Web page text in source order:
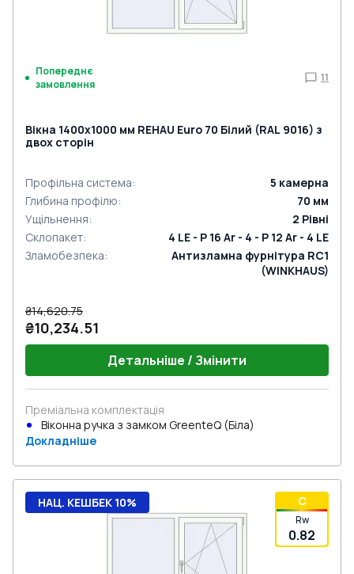
Попереднє
замовлення
11
Вікна 1400x1000 мм REHAU Euro 70 Білий (RAL 9016) з
двох сторін
Профільна система: 5 камерна
Глибина профілю: 70 мм
Ущільнення: 2 Рівні
Склопакет:
4 LE - P 16 Ar - 4 - P 12 Ar - 4 LE
Зламобезпека:
Антизламна фурнітура RC1
(WINKHAUS)
₴14,620.75
₴10,234.51
Детальніше / Змінити
Преміальна комплектація
Віконна ручка з замком GreenteQ (Біла)
Докладніше
C
Rw
0.82
НАЦ. КЕШБЕК 10%